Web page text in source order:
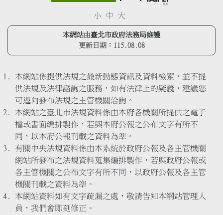
小 中 大
本網站由臺北市政府法務局維護
更新日期： 115.08.08
本網站係提供法規之最新動態資訊及資料檢索，並不提
供法規及法律諮詢之服務，如有法律上的疑義，建議您
可逕向發布法規之主管機關洽詢。
本網站之臺北市法規資料係由本府各機關所提供之電子
檔或書面編排製作，若與本府公報之公布文字有所不
同，以本府公報刊載之資料為準。
有關中央法規資料係由本系統於政府公報及各主管機關
網站所發布之法規資料蒐集編排製作，若與政府公報或
各主管機關之公布文字有所不同，以政府公報及各主管
機關刊載之資料為準。
本網站資料如有文字疏漏之處，敬請告知本網站管理人
員，我們會即刻修正。